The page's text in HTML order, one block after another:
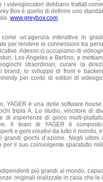
i videogiocatori debbano trattati
Box è quello di definire uno
www.greybox.com
un’agenzia interattiva in
per rendere le connessioni tra
Adesso ci occupiamo di
Los Angeles e Berlino, e
straordinari, curare la
brand, lo sviluppo di front e
per conto di editori di
YAGER è una delle software house
tripla A. Lo studio, vincitore di
di esperienze di gioco multi-
Il team di YAGER è
e geni creativi da tutto il mondo,
giochi d’azione. Negli ultimi
per il suo coinvolgente sparatutto
più grandi al mondo,
originali realizzate in casa che le